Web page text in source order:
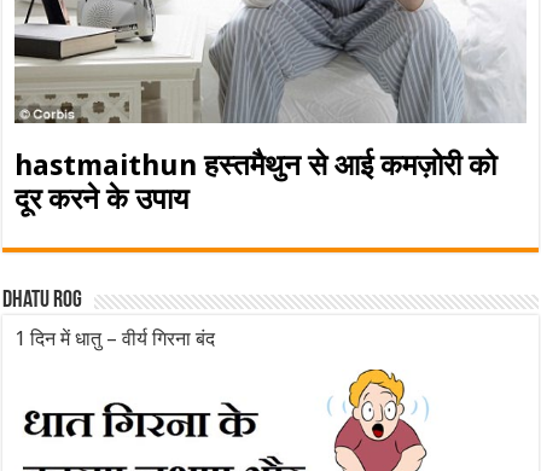
hastmaithun हस्तमैथुन से आई कमज़ोरी को
दूर करने के उपाय
Dhatu rog
1 दिन में धातु – वीर्य गिरना बंद